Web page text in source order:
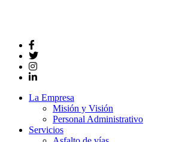
La Empresa
Misión y Visión
Personal Administrativo
Servicios